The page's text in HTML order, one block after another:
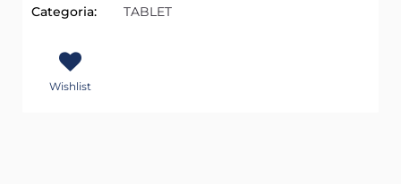
Categoria:
TABLET
Wishlist